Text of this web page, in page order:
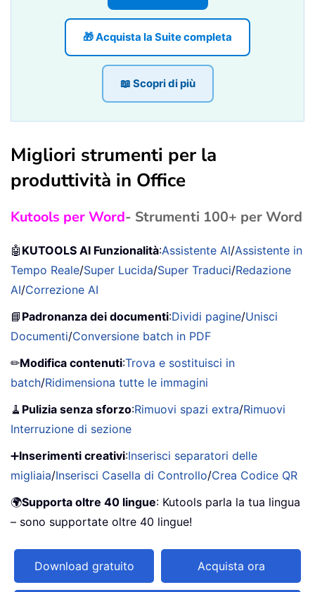
🎁 Acquista la Suite completa
📖 Scopri di più
Migliori strumenti per la
produttività in Office
Kutools per Word- Strumenti 100+ per Word
🤖 KUTOOLS AI Funzionalità:Assistente AI/Assistente in
Tempo Reale/Super Lucida/Super Traduci/Redazione
AI/Correzione AI
📘 Padronanza dei documenti:Dividi pagine/Unisci
Documenti/Conversione batch in PDF
✏Modifica contenuti:Trova e sostituisci in
batch/Ridimensiona tutte le immagini
🧹 Pulizia senza sforzo:Rimuovi spazi extra/Rimuovi
Interruzione di sezione
➕Inserimenti creativi:Inserisci separatori delle
migliaia/Inserisci Casella di Controllo/Crea Codice QR
🌍Supporta oltre 40 lingue: Kutools parla la tua lingua
– sono supportate oltre 40 lingue!
Download gratuito Acquista ora